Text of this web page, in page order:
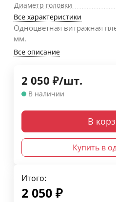
Диаметр головки
Все характеристики
Одноцветная витражная
мм.
Все описание
2 050 ₽/шт.
В наличии
В
Купить в
Итого:
2 050 ₽